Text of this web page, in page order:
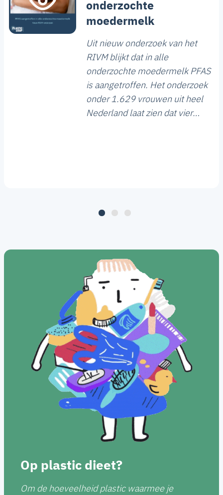
onderzochte
moedermelk
Uit nieuw onderzoek van het
RIVM blijkt dat in alle
onderzochte moedermelk PFAS
is aangetroffen. Het onderzoek
onder 1.629 vrouwen uit heel
Nederland laat zien dat vier
Op plastic dieet?
Om de hoeveelheid plastic waarmee je